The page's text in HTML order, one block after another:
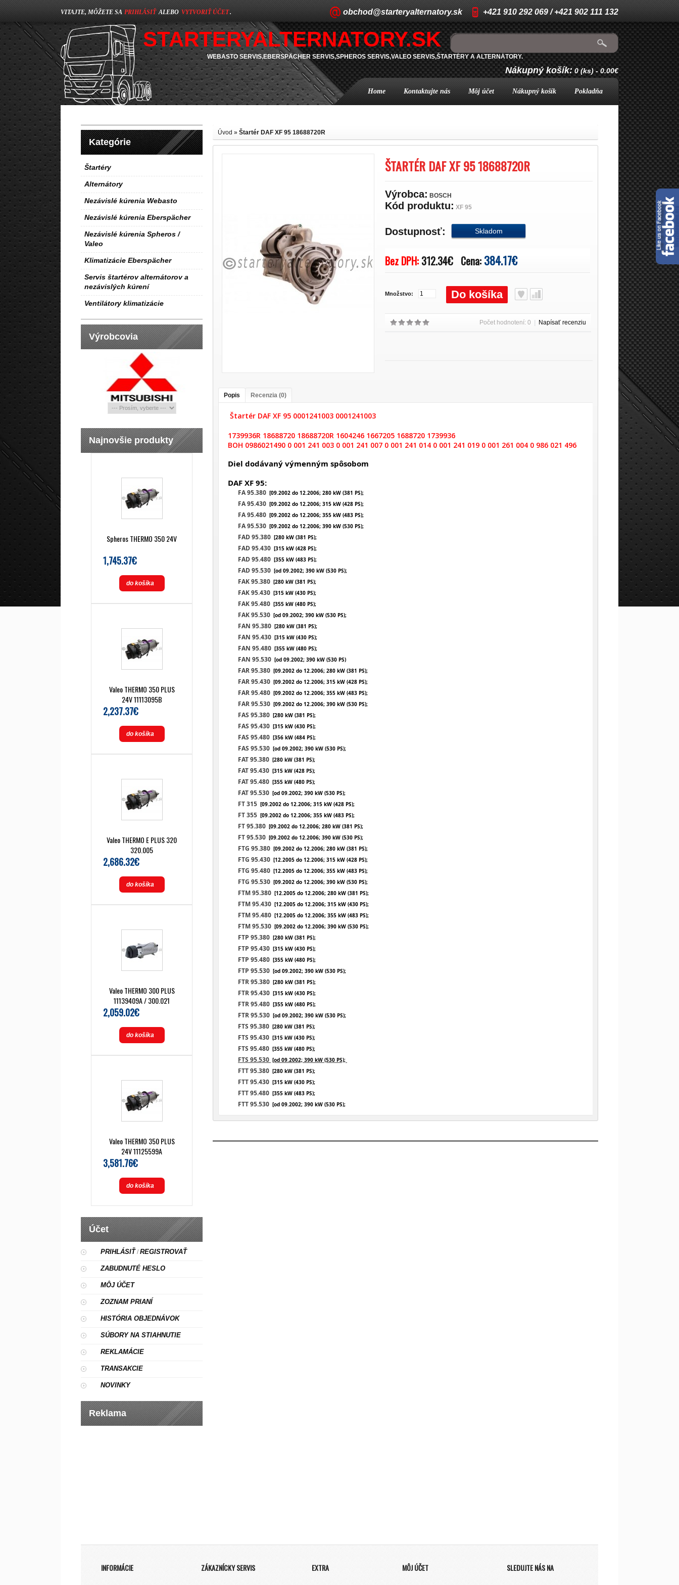
VITAJTE, MÔŽETE SA PRIHLÁSIŤ ALEBO VYTVORIŤ ÚČET. +421 910 292 069 / +421 902 111 132
obchod@starteryalternatory.sk
STARTERYALTERNATORY.SK
WEBASTO SERVIS,EBERSPÄCHER SERVIS,SPHEROS SERVIS,VALEO SERVIS,ŠTARTÉRY A ALTERNÁTORY.
Nákupný košík: 0 (ks) - 0.00€
Home Kontaktujte nás Môj účet Nákupný košík Pokladňa
Kategórie
Štartéry
Alternátory
Nezávislé kúrenia Webasto
Nezávislé kúrenia Eberspächer
Nezávislé kúrenia Spheros /
Valeo
Klimatizácie Eberspächer
Servis štartérov alternátorov a
nezávislých kúrení
Ventilátory klimatizácie
Výrobcovia
Najnovšie produkty
Spheros THERMO 350 24V
1,745.37€
do košíka
Valeo THERMO 350 PLUS
24V 11113095B
2,237.37€
do košíka
Valeo THERMO E PLUS 320
320.005
2,686.32€
do košíka
Valeo THERMO 300 PLUS
11139409A / 300.021
2,059.02€
do košíka
Valeo THERMO 350 PLUS
24V 11125599A
3,581.76€
do košíka
Účet
PRIHLÁSIŤ/REGISTROVAŤ
ZABUDNUTÉ HESLO
MÔJ ÚČET
ZOZNAM PRIANÍ
HISTÓRIA OBJEDNÁVOK
SÚBORY NA STIAHNUTIE
REKLAMÁCIE
TRANSAKCIE
NOVINKY
Reklama
Úvod » Štartér DAF XF 95 18688720R
ŠTARTÉR DAF XF 95 18688720R
Výrobca: BOSCH
Kód produktu: XF 95
Dostupnosť: Skladom
Bez DPH: 312.34€ Cena: 384.17€
Množstvo: Do košíka
Počet hodnotení: 0 Napísať recenziu
Popis Recenzia (0)
Štartér DAF XF 95 0001241003 0001241003
1739936R 18688720 18688720R 1604246 1667205 1688720 1739936
BOH 0986021490 0 001 241 003 0 001 241 007 0 001 241 014 0 001 241 019 0 001 261 004 0 986 021 496
Diel dodávaný výmenným spôsobom
DAF XF 95:
FA 95.380 [09.2002 do 12.2006; 280 kW (381 PS);
FA 95.430 [09.2002 do 12.2006; 315 kW (428 PS);
FA 95.480 [09.2002 do 12.2006; 355 kW (483 PS);
FA 95.530 [09.2002 do 12.2006; 390 kW (530 PS);
FAD 95.380 [280 kW (381 PS);
FAD 95.430 [315 kW (428 PS);
FAD 95.480 [355 kW (483 PS);
FAD 95.530 [od 09.2002; 390 kW (530 PS);
FAK 95.380 [280 kW (381 PS);
FAK 95.430 [315 kW (430 PS);
FAK 95.480 [355 kW (480 PS);
FAK 95.530 [od 09.2002; 390 kW (530 PS);
FAN 95.380 [280 kW (381 PS);
FAN 95.430 [315 kW (430 PS);
FAN 95.480 [355 kW (480 PS);
FAN 95.530 [od 09.2002; 390 kW (530 PS)
FAR 95.380 [09.2002 do 12.2006; 280 kW (381 PS);
FAR 95.430 [09.2002 do 12.2006; 315 kW (428 PS);
FAR 95.480 [09.2002 do 12.2006; 355 kW (483 PS);
FAR 95.530 [09.2002 do 12.2006; 390 kW (530 PS);
FAS 95.380 [280 kW (381 PS);
FAS 95.430 [315 kW (430 PS);
FAS 95.480 [356 kW (484 PS);
FAS 95.530 [od 09.2002; 390 kW (530 PS);
FAT 95.380 [280 kW (381 PS);
FAT 95.430 [315 kW (428 PS);
FAT 95.480 [355 kW (480 PS);
FAT 95.530 [od 09.2002; 390 kW (530 PS);
FT 315 [09.2002 do 12.2006; 315 kW (428 PS);
FT 355 [09.2002 do 12.2006; 355 kW (483 PS);
FT 95.380 [09.2002 do 12.2006; 280 kW (381 PS);
FT 95.530 [09.2002 do 12.2006; 390 kW (530 PS);
FTG 95.380 [09.2002 do 12.2006; 280 kW (381 PS);
FTG 95.430 [12.2005 do 12.2006; 315 kW (428 PS);
FTG 95.480 [12.2005 do 12.2006; 355 kW (483 PS);
FTG 95.530 [09.2002 do 12.2006; 390 kW (530 PS);
FTM 95.380 [12.2005 do 12.2006; 280 kW (381 PS);
FTM 95.430 [12.2005 do 12.2006; 315 kW (430 PS);
FTM 95.480 [12.2005 do 12.2006; 355 kW (483 PS);
FTM 95.530 [09.2002 do 12.2006; 390 kW (530 PS);
FTP 95.380 [280 kW (381 PS);
FTP 95.430 [315 kW (430 PS);
FTP 95.480 [355 kW (480 PS);
FTP 95.530 [od 09.2002; 390 kW (530 PS);
FTR 95.380 [280 kW (381 PS);
FTR 95.430 [315 kW (430 PS);
FTR 95.480 [355 kW (480 PS);
FTR 95.530 [od 09.2002; 390 kW (530 PS);
FTS 95.380 [280 kW (381 PS);
FTS 95.430 [315 kW (430 PS);
FTS 95.480 [355 kW (480 PS);
FTS 95.530 [od 09.2002; 390 kW (530 PS);
FTT 95.380 [280 kW (381 PS);
FTT 95.430 [315 kW (430 PS);
FTT 95.480 [355 kW (483 PS);
FTT 95.530 [od 09.2002; 390 kW (530 PS);
INFORMÁCIE ZÁKAZNÍCKY SERVIS EXTRA MÔJ ÚČET SLEDUJTE NÁS NA